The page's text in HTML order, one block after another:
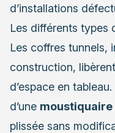
d’installations
Les différents types
Les coffres tunnels,
construction,
d’espace en
d’une
plissée sans